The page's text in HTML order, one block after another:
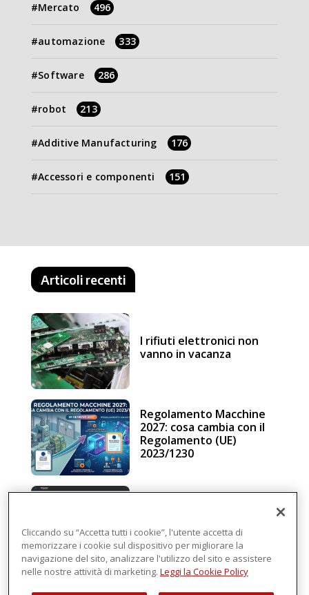
Mercato 496
automazione 333
Software 286
robot 213
Additive Manufacturing 176
Accessori e componenti 151
Articoli recenti
I rifiuti elettronici non
vanno in vacanza
Regolamento Macchine
2027: cosa cambia con il
Regolamento (UE)
2023/1230
intelligenza in cloud
Cliccando su “Accetta tutti i cookie”, l'utente accetta di
memorizzare i cookie sul dispositivo per migliorare la
navigazione del sito, analizzare l'utilizzo del sito e assistere
nelle nostre attività di marketing. Leggi la Cookie Policy